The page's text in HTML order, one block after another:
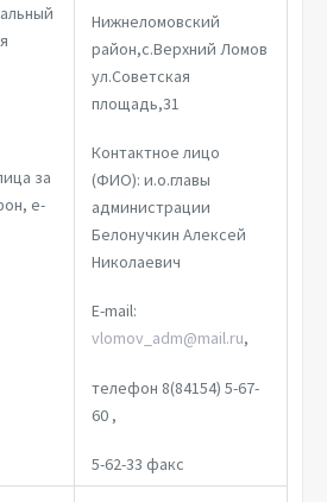
за
e-
Нижнеломовский
район,с.Верхний Ломов
ул.Советская
площадь,31
Контактное лицо
(ФИО): и.о.главы
администрации
Белонучкин Алексей
Николаевич
E-mail:
vlomov_adm@mail.ru,
телефон 8(84154) 5-67-
60 ,
5-62-33 факс